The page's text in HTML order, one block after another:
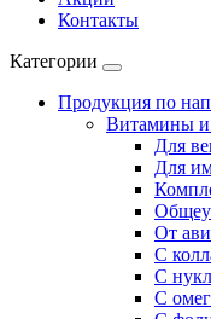
Контакты
Категории
Продукция по
Витамины
Для
Для
От
С
С
С